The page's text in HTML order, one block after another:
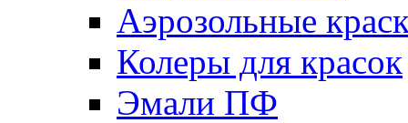
Аэрозольные
Колеры для красок
Эмали ПФ